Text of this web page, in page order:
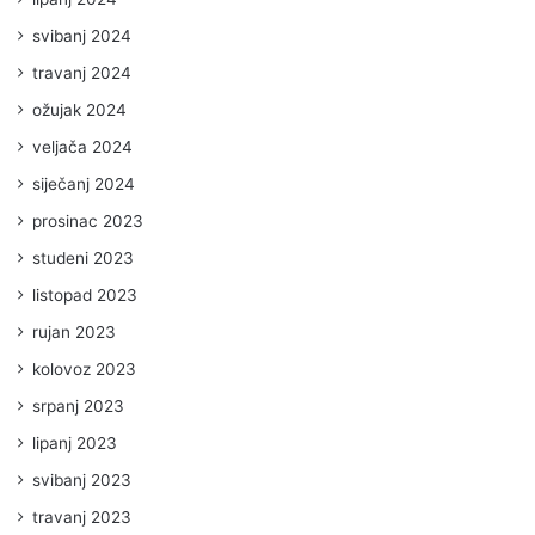
svibanj 2024
travanj 2024
ožujak 2024
veljača 2024
siječanj 2024
prosinac 2023
studeni 2023
listopad 2023
rujan 2023
kolovoz 2023
srpanj 2023
lipanj 2023
svibanj 2023
travanj 2023